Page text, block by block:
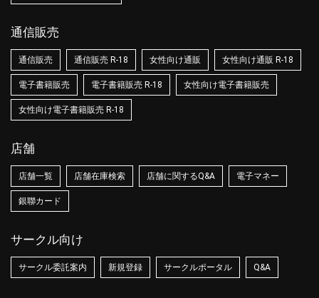
通信販売
通信販売 通信販売 R-18 女性向け通販 女性向け通販 R-18
電子書籍販売 電子書籍販売 R-18 女性向け電子書籍販売
女性向け電子書籍販売 R-18
店舗
店舗一覧 店舗在庫検索 店舗に関するQ&A 電子マネー
銀聯カード
サークル向け
サークル委託案内 新規登録 サークルポータル Q&A